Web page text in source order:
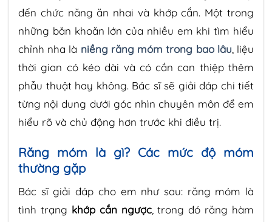
đến chức năng ăn nhai và khớp cắn. Một trong
những băn khoăn lớn của nhiều em khi tìm hiểu
chỉnh nha là niềng răng móm trong bao lâu , liệu
thời gian có kéo dài và có cần can thiệp thêm
phẫu thuật hay không. Bác sĩ sẽ giải đáp chi tiết
từng nội dung dưới góc nhìn chuyên môn để em
hiểu rõ và chủ động hơn trước khi điều trị.
Răng móm là gì? Các mức độ móm
thường gặp
Bác sĩ giải đáp cho em như sau: răng móm là
tình trạng khớp cắn ngược, trong đó răng hàm